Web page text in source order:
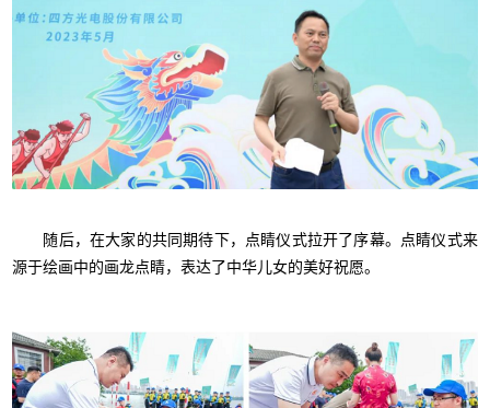
随后，在大家的共同期待下，点睛仪式拉开了序幕。点睛仪式来
源于绘画中的画龙点睛，表达了中华儿女的美好祝愿。